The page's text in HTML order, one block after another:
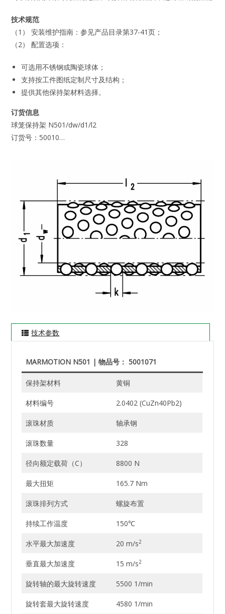
技术规范
（1） 安装维护指南：参见产品目录第37-41页；
（2） 配置选项：
可选用不锈钢或陶瓷球体；
支持按工件图纸定制尺寸及结构；
提供其他保持架材料选择。
订货信息
球笼保持架 N501/dw/d1/l2
订货号：50010…
技术参数
MARMOTION N501 | 物品号： 5001071
保持架材料 黄铜
材料编号 2.0402 (CuZn40Pb2)
滚珠材质 轴承钢
滚珠数量 328
径向额定载荷（C） 8800 N
最大扭矩 165.7 Nm
滚珠排列方式 螺旋布置
持续工作温度 150℃
水平最大加速度 20 m/s2
垂直最大加速度 15 m/s2
旋转轴的最大旋转速度 5500 1/min
旋转套最大旋转速度 4580 1/min